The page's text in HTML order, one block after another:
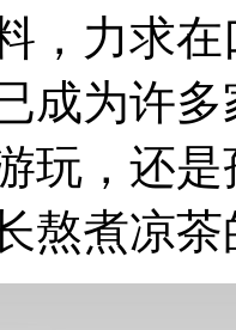
，力求
成为许
玩，还
熬煮凉